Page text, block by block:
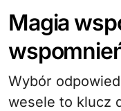
Magia
Wybór
wesele to klucz